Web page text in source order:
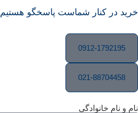
خرید در کنار شماست پاسخگو هستیم
0912-1792195
021-88704458
نام و نام خانوادگی